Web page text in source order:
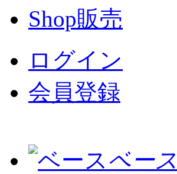
Shop販売
ログイン
会員登録
ベース